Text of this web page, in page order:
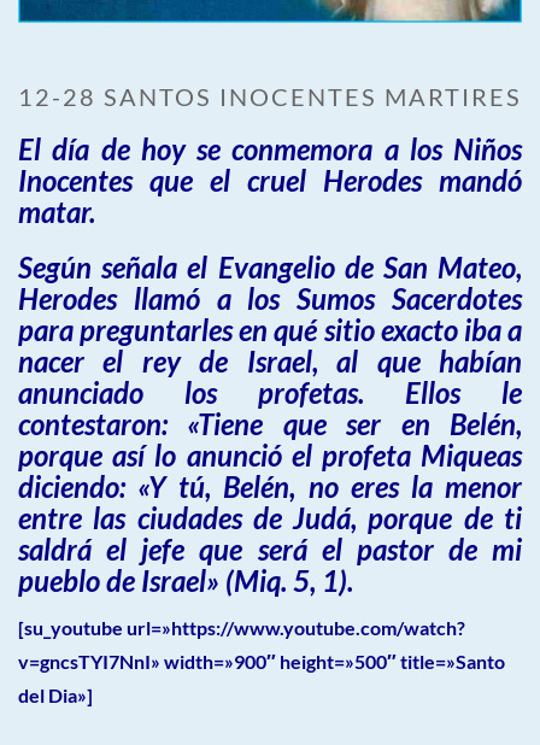
12-28 SANTOS INOCENTES MARTIRES
El día de hoy se conmemora a los Niños
Inocentes que el cruel Herodes mandó
matar.
Según señala el Evangelio de San Mateo,
Herodes llamó a los Sumos Sacerdotes
para preguntarles en qué sitio exacto iba a
nacer el rey de Israel, al que habían
anunciado los profetas. Ellos le
contestaron: «Tiene que ser en Belén,
porque así lo anunció el profeta Miqueas
diciendo: «Y tú, Belén, no eres la menor
entre las ciudades de Judá, porque de ti
saldrá el jefe que será el pastor de mi
pueblo de Israel» (Miq. 5, 1).
[su_youtube url=»https://www.youtube.com/watch?
v=gncsTYI7NnI» width=»900″ height=»500″ title=»Santo
del Dia»]